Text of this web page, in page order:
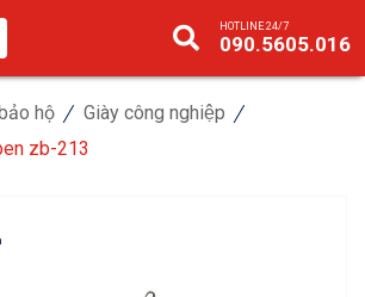
HOTLINE 24/7
090.5605.016
hộ
Giày công nghiệp
zb-213